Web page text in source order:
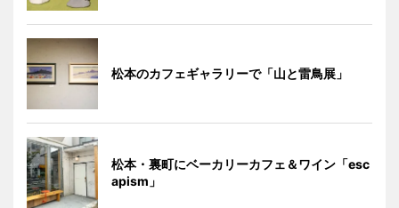
松本のカフェギャラリーで「山と雷鳥展」
松本・裏町にベーカリーカフェ＆ワイン「esc
apism」